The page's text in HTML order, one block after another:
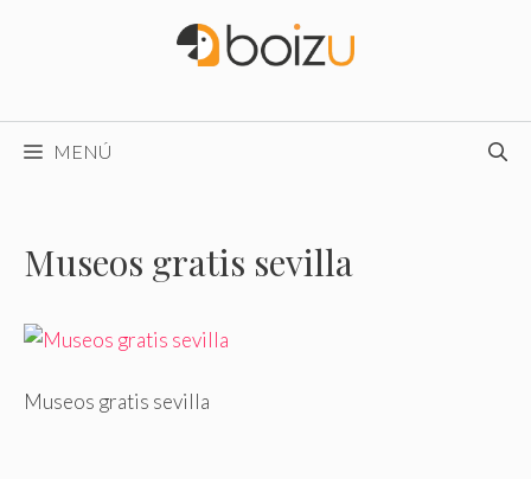
MENÚ
Museos gratis sevilla
Museos gratis sevilla